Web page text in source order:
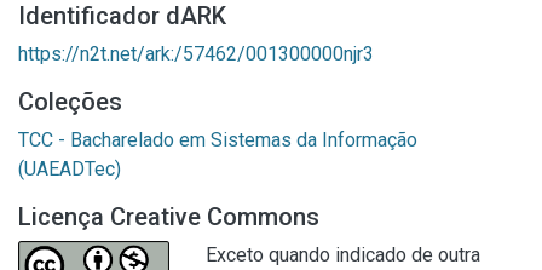
Identificador dARK
https://n2t.net/ark:/57462/001300000njr3
Coleções
TCC - Bacharelado em Sistemas da Informação
(UAEADTec)
Licença Creative Commons
Exceto quando indicado de outra